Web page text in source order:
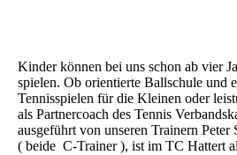
Kinder können bei uns schon ab vier
spielen. Ob orientierte Ballschule und
Tennisspielen für die Kleinen oder
als Partnercoach des Tennis
ausgeführt von unseren Trainern
( beide C-Trainer ), ist im TC Hattert